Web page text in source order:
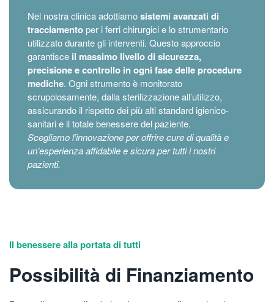
Nel nostra clinica adottiamosistemi avanzati di
tracciamentoper i ferri chirurgici e lo strumentario
utilizzato durante gli interventi. Questo approccio
garantisce il massimo livello di sicurezza,
precisione e controllo in ogni fase delle procedure
mediche. Ogni strumento è monitorato
scrupolosamente, dalla sterilizzazione all’utilizzo,
assicurando il rispetto dei più alti standard igienico-
sanitari e il totale benessere del paziente.
Scegliamo l’innovazione per offrire cure di qualità e
un’esperienza affidabile e sicura per tutti i nostri
pazienti.
Il benessere alla portata di tutti
Possibilità di Finanziamento